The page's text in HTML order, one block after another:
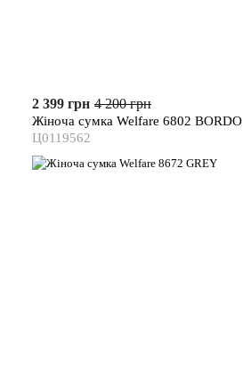
2 399 грн 4 200 грн
Жіноча сумка Welfare 6802 BORDO
Ц0119562